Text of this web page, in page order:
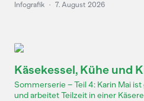
Infografik · 7. August 2026
Käsekessel, Kühe und
Sommerserie – Teil 4: Karin Mai
und arbeitet Teilzeit in einer